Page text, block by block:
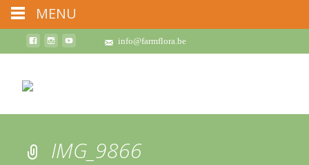
info@farmflora.be
IMG_9866
MENU